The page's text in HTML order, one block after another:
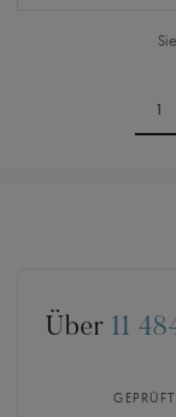
1
Über 11